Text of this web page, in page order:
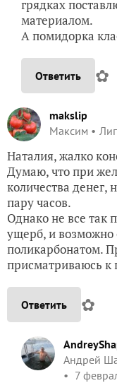
грядках
материалом.
А помидорка
Ответить ✿
makslip
Максим
Наталия, жалко
Думаю, что при
количества денег,
пару часов.
Однако не все так
ущерб, и возможно
поликарбонатом.
присматриваюсь к
Ответить ✿
Андрей
7